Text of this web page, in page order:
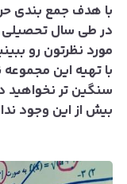
با هدف جمع بندی
در طی سال تحصیلی
مورد نظرتون رو
با تهیه این
سنگین تر نخواهید
بیش از این وجود